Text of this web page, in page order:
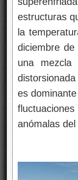
estructuras
la
diciembre
una
es
anómalas del